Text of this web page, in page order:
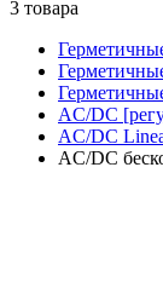
3 товара
AC/DC
AC/DC
AC/DC